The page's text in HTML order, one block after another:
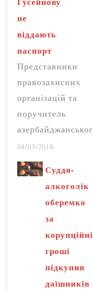
не
віддають
паспорт
Представники
правозахисних
організацій та
поручитель
азербайджанськог
о журналіста
Фікрата
Гусейнова
депутат Микола
Княжицький
звернулись з
відкритим листом
до українського
омбудсмана
Людмили
04/03/2018
Суддя-
алкоголік
оберемко
за
корупційні
гроші
підкупив
даїшників